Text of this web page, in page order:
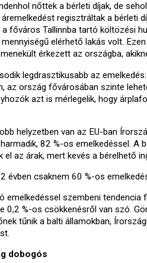
nőttek a bérleti díjak, de
regisztráltak a bérleti
főváros Tallinnba tartó költözési
elérhető lakás volt.
érkezett az országba,
legdrasztikusabb az
az ország fővárosában szinte
azt is mérlegelik, hogy
helyzetben van az EU-ban
82 %-os emelkedéssel. A
az árak, mert kevés a bérelhető
évben csaknem 60 %-os
emelkedéssel szembeni tendencia
0,2 %-os csökkenésről van szó.
tűnik a balti államokban,
dobogós